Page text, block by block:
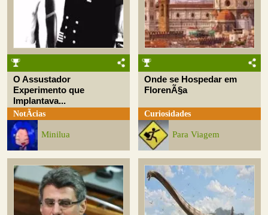
O Assustador
Experimento que
Implantava...
NotÃ­cias
Minilua
Onde se Hospedar em
FlorenÃ§a
Curiosidades
Para Viagem